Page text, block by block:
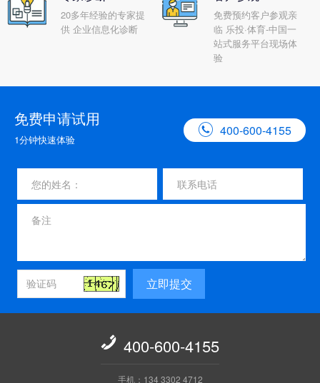
20多年经验的专家提
供 企业信息化诊断
免费预约客户参观亲
临 乐投·体育-中国一
站式服务平台现场体
验
免费申请试用
1分钟快速体验
 400-600-4155
立即提交
 400-600-4155
手机：134 3302 4712